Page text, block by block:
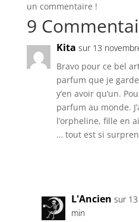
un commentaire !
9
Kita sur 13
Bravo pour ce bel
parfum que je
y’en avoir qu’un.
parfum au monde.
l’orpheline, fille en
… tout est si
L'Ancien sur
min